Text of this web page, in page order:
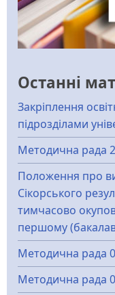
Останні
Закріплення
підрозділами
Методична рада
Положення про
Сікорського
тимчасово
першому
Методична рада
Методична рада